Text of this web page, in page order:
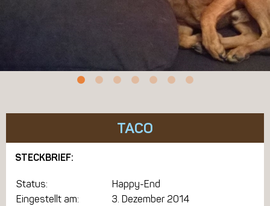
TACO
STECKBRIEF:
Status:
Happy-End
Eingestellt am:
3. Dezember 2014